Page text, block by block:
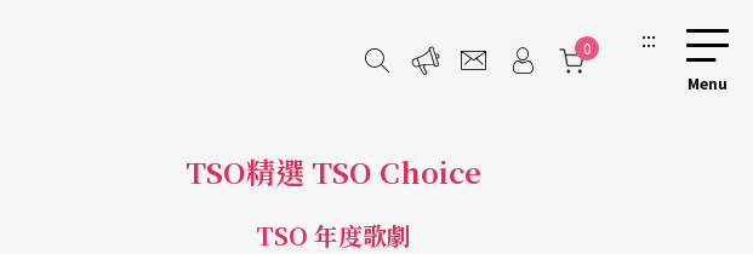
0 :::
TSO精選 TSO Choice
TSO 年度歌劇